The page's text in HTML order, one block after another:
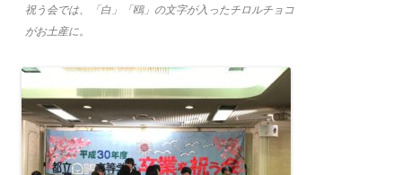
祝う会では、「白」「鴎」の文字が入ったチロルチョコ
がお土産に。